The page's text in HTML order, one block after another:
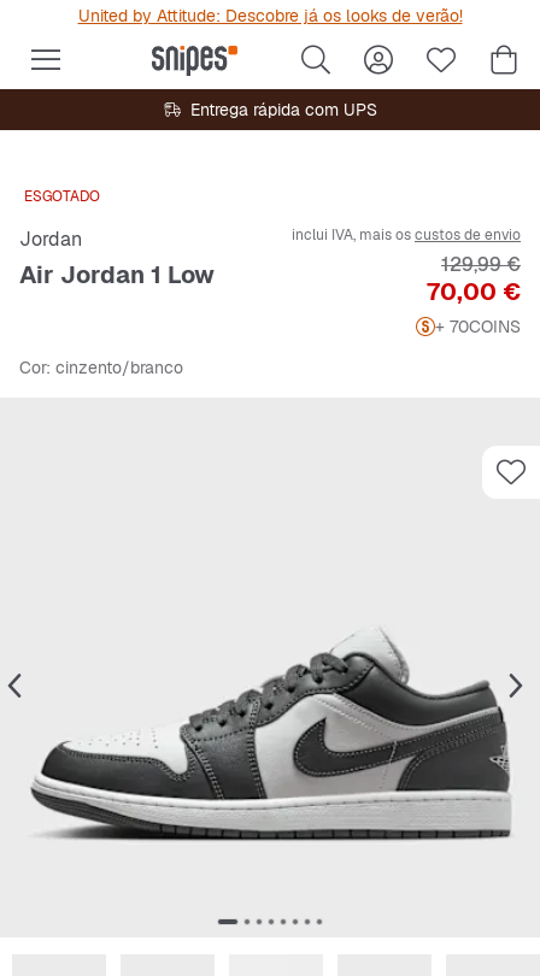
United by Attitude: Descobre já os looks de verão!
Entrega rápida com UPS
ESGOTADO
Jordan
Air Jordan 1 Low
inclui IVA, mais oscustos de envio
Preço
70,00 €
Preço
129,99 €
+ 70COINS
Cor: cinzento/branco